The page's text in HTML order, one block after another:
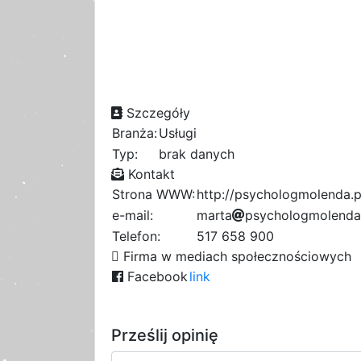
Szczegóły
Branża:Usługi
Typ:
brak danych
Kontakt
Strona WWW:http://
e-mail:
marta2
5
psy5
0
0
c5
b
holof
5
gmolene
d5
a
Telefon:
517 658 900
Firma w mediach społecznościowych
Facebooklink
Prześlij opinię